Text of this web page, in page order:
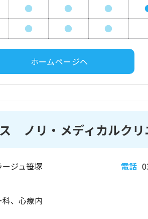
● ● ●
● ● ●
ホームページへ
ノリ・メディカルクリ
ジュ笹塚
電話
、心療内